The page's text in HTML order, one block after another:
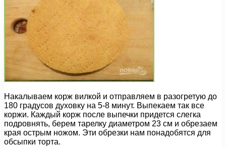
Накалываем корж вилкой и отправляем в разогретую до
180 градусов духовку на 5-8 минут. Выпекаем так все
коржи. Каждый корж после выпечки придется слегка
подровнять, берем тарелку диаметром 23 см и обрезаем
края острым ножом. Эти обрезки нам понадобятся для
обсыпки торта.